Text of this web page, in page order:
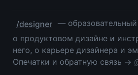
/designer — образовательный
о продуктовом дизайне и
него, о карьере дизайнера и
Опечатки и обратную связь →